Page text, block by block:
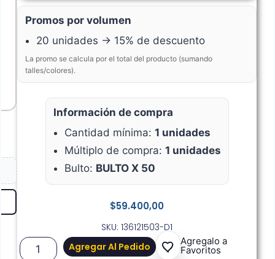
$59.400,00
SKU: 136121503-D1
Agregar Al Pedido
Agregalo a
Favoritos
Promos por volumen
20 unidades → 15% de descuento
La promo se calcula por el total del producto (sumando
talles/colores).
Información de compra
Cantidad mínima: 1 unidades
Múltiplo de compra: 1 unidades
Bulto: BULTO X 50